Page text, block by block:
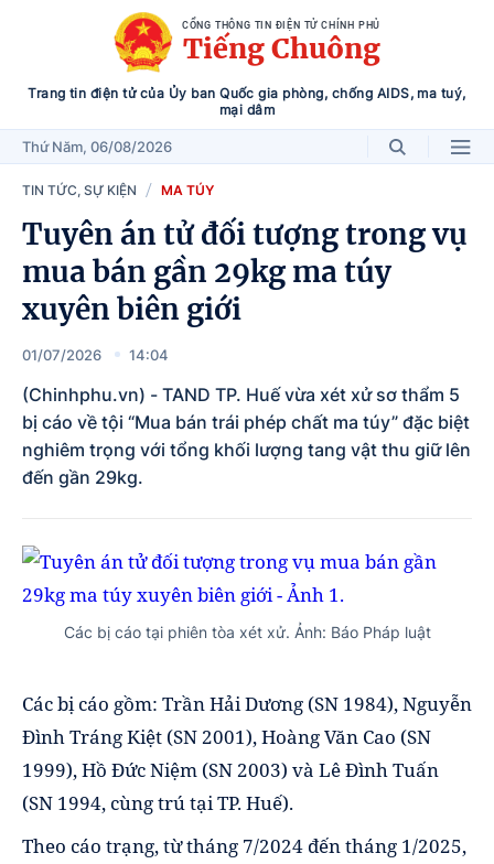
CỔNG THÔNG TIN ĐIỆN TỬ CHÍNH PHỦ
Tiếng Chuông
Trang tin điện tử của Ủy ban Quốc gia phòng, chống AIDS, ma tuý,
mại dâm
Thứ Năm, 06/08/2026
TIN TỨC, SỰ KIỆN MA TÚY
Tuyên án tử đối tượng trong vụ
mua bán gần 29kg ma túy
xuyên biên giới
01/07/2026 14:04
(Chinhphu.vn) - TAND TP. Huế vừa xét xử sơ thẩm 5
bị cáo về tội “Mua bán trái phép chất ma túy” đặc biệt
nghiêm trọng với tổng khối lượng tang vật thu giữ lên
đến gần 29kg.
Các bị cáo tại phiên tòa xét xử. Ảnh: Báo Pháp luật
Các bị cáo gồm: Trần Hải Dương (SN 1984), Nguyễn
Đình Tráng Kiệt (SN 2001), Hoàng Văn Cao (SN
1999), Hồ Đức Niệm (SN 2003) và Lê Đình Tuấn
(SN 1994, cùng trú tại TP. Huế).
Theo cáo trạng, từ tháng 7/2024 đến tháng 1/2025,